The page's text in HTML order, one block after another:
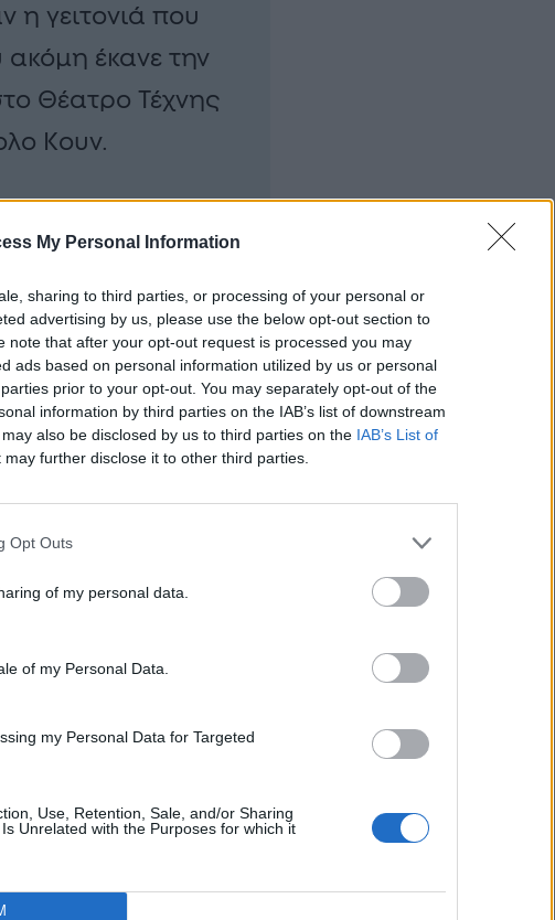
My Personal Information
sharing to third parties, or processing of your personal or
advertising by us, please use the below opt-out section to
note that after your opt-out request is processed you may
ads based on personal information utilized by us or personal
prior to your opt-out. You may separately opt-out of the
information by third parties on the IAB’s list of downstream
also be disclosed by us to third parties on the IAB’s List of
may further disclose it to other third parties.
Opt Outs
of my personal data.
of my Personal Data.
my Personal Data for Targeted
Use, Retention, Sale, and/or Sharing
Unrelated with the Purposes for which it
η γειτονιά που
έκανε την
Θέατρο Τέχνης
Κουν.